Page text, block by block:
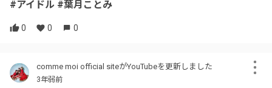
#アイドル #葉月ことみ
0 0 0
comme moi official siteがYouTubeを更新しました
3年弱前